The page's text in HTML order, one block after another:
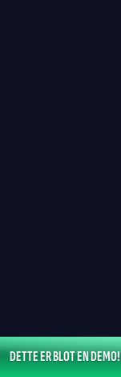
DETTE ER BLOT EN DEMO!